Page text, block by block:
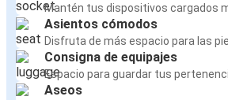
Mantén tus dispositivos cargados
Asientos cómodos
Disfruta de más espacio para las
Consigna de equipajes
Espacio para guardar tus
Aseos